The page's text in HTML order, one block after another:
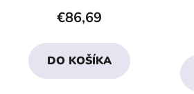
produktu
je
4,3
z
€86,69
DO KOŠÍKA